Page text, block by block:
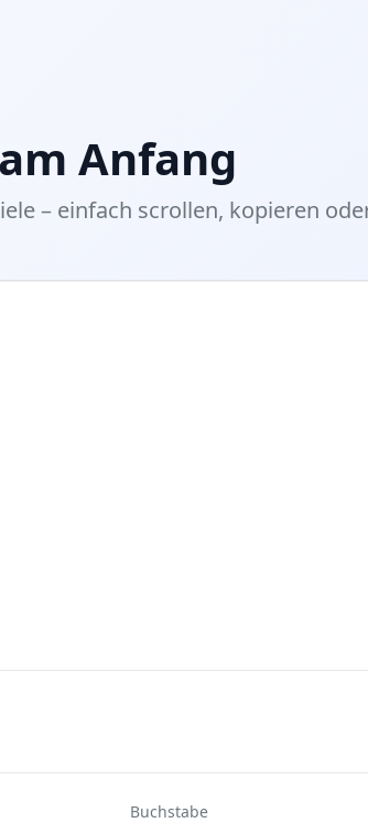
Anfang
– einfach scrollen, kopieren
Buchstabe